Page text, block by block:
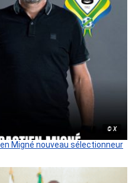
© X
Migné nouveau sélectionneur